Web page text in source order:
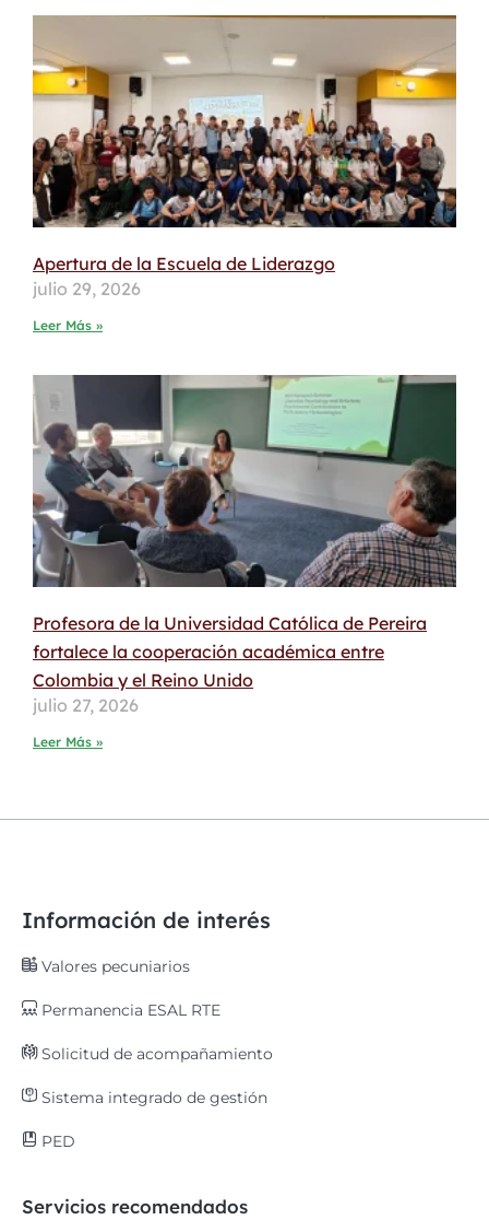
Apertura de la Escuela de Liderazgo
julio 29, 2026
Leer Más »
Profesora de la Universidad Católica de Pereira
fortalece la cooperación académica entre
Colombia y el Reino Unido
julio 27, 2026
Leer Más »
Información de interés
Valores pecuniarios
Permanencia ESAL RTE
Solicitud de acompañamiento
Sistema integrado de gestión
PED
Servicios recomendados